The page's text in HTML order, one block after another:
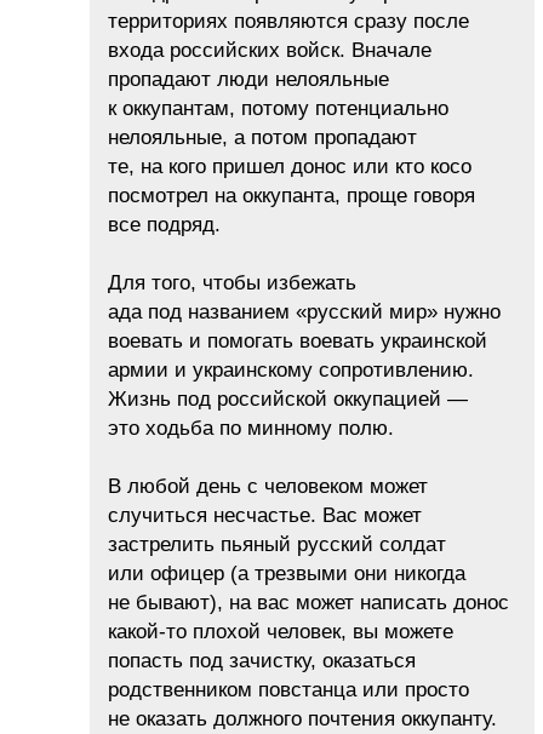
территориях появляются сразу после
входа российских войск. Вначале
пропадают люди нелояльные
к оккупантам, потому потенциально
нелояльные, а потом пропадают
те, на кого пришел донос или кто косо
посмотрел на оккупанта, проще говоря
все подряд.
Для того, чтобы избежать
ада под названием «русский мир» нужно
воевать и помогать воевать украинской
армии и украинскому сопротивлению.
Жизнь под российской оккупацией —
это ходьба по минному полю.
В любой день с человеком может
случиться несчастье. Вас может
застрелить пьяный русский солдат
или офицер (а трезвыми они никогда
не бывают), на вас может написать донос
какой-то плохой человек, вы можете
попасть под зачистку, оказаться
родственником повстанца или просто
не оказать должного почтения оккупанту.